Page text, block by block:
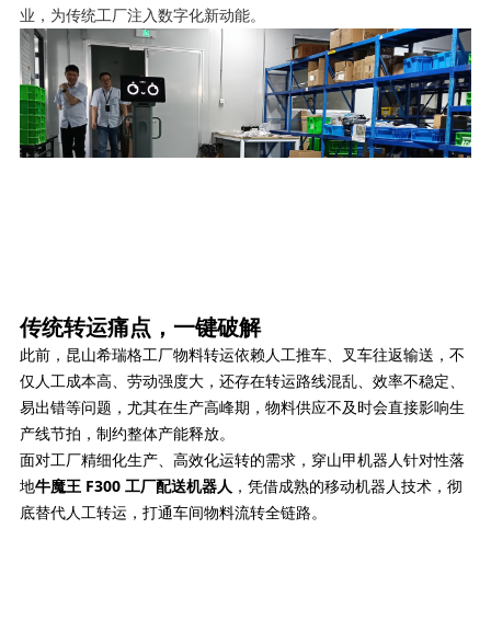
业，为传统工厂注入数字化新动能。
传统转运痛点，一键破解
此前，昆山希瑞格工厂物料转运依赖人工推车、叉车往返输送，不
仅人工成本高、劳动强度大，还存在转运路线混乱、效率不稳定、
易出错等问题，尤其在生产高峰期，物料供应不及时会直接影响生
产线节拍，制约整体产能释放。
面对工厂精细化生产、高效化运转的需求，穿山甲机器人针对性落
地牛魔王 F300 工厂配送机器人 ，凭借成熟的移动机器人技术，彻
底替代人工转运，打通车间物料流转全链路。